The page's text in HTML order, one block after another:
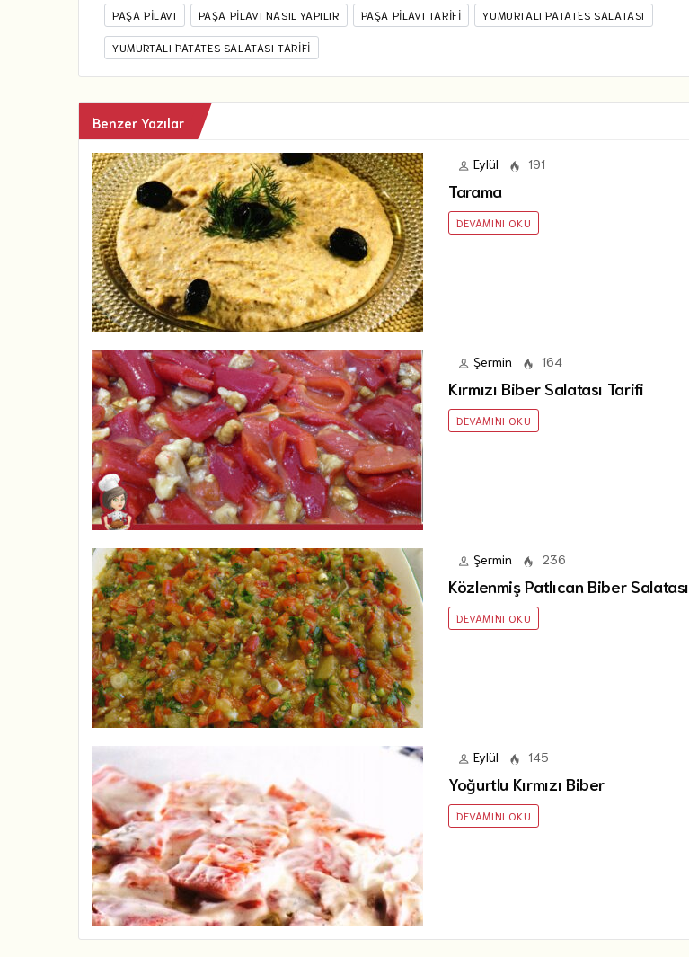
PAŞA PILAVI PAŞA PILAVI NASIL YAPILIR PAŞA PILAVI TARIFI YUMURTALI PATATES SALATASI
YUMURTALI PATATES SALATASI TARIFI
Benzer Yazılar
Eylül 191
Tarama
DEVAMINI OKU
Şermin 164
Kırmızı Biber Salatası Tarifi
DEVAMINI OKU
Şermin 236
Közlenmiş Patlıcan Biber Salatası
DEVAMINI OKU
Eylül 145
Yoğurtlu Kırmızı Biber
DEVAMINI OKU